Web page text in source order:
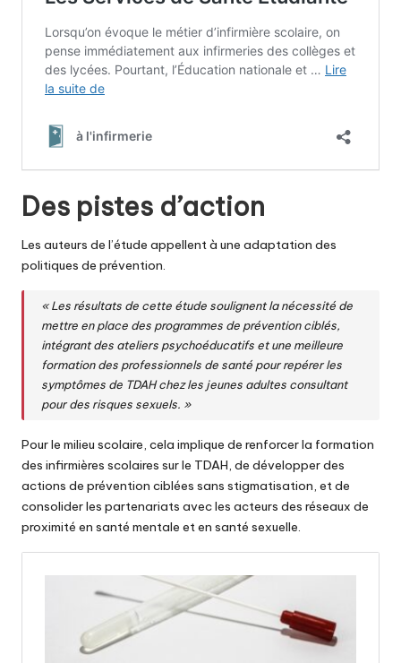
Des pistes d’action
Les auteurs de l’étude appellent à une adaptation des
politiques de prévention.
« Les résultats de cette étude soulignent la nécessité de
mettre en place des programmes de prévention ciblés,
intégrant des ateliers psychoéducatifs et une meilleure
formation des professionnels de santé pour repérer les
symptômes de TDAH chez les jeunes adultes consultant
pour des risques sexuels. »
Pour le milieu scolaire, cela implique de renforcer la formation
des infirmières scolaires sur le TDAH, de développer des
actions de prévention ciblées sans stigmatisation, et de
consolider les partenariats avec les acteurs des réseaux de
proximité en santé mentale et en santé sexuelle.